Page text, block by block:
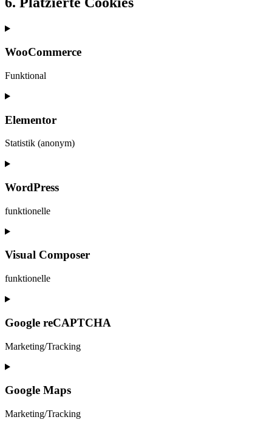
WooCommerce
Funktional
Consent
service
Elementor
Statistik (anonym)
Consent
service
WordPress
funktionelle
Consent
service
Visual Composer
funktionelle
Consent
service
visual-
composer
Google reCAPTCHA
Marketing/Tracking
Consent
service
google-
recaptcha
Google Maps
Marketing/Tracking